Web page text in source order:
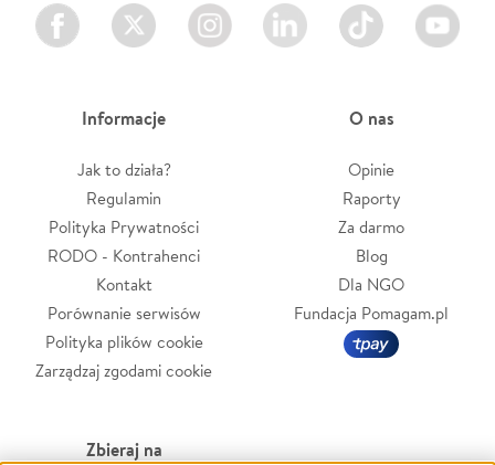
Facebook Twitter Instagram LinkedIn TikTok Youtube
Informacje
Jak to działa?
Regulamin
Polityka Prywatności
RODO - Kontrahenci
Kontakt
Porównanie serwisów
Polityka plików cookie
Zarządzaj zgodami cookie
O nas
Opinie
Raporty
Za darmo
Blog
Dla NGO
Fundacja Pomagam.pl
Zbieraj na